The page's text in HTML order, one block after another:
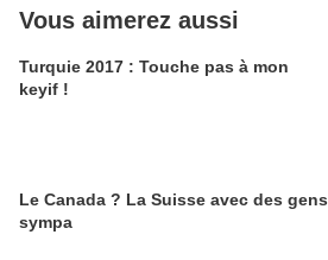
Vous aimerez aussi
Turquie 2017 : Touche pas à mon
keyif !
Le Canada ? La Suisse avec des gens
sympa